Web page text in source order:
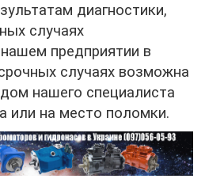
диагностики,
случаях
предприятии в
случаях возможна
нашего специалиста
или на место поломки.